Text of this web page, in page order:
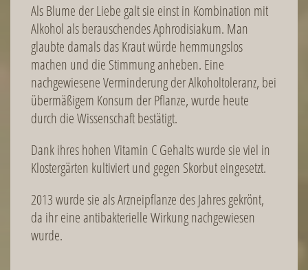
Als Blume der Liebe galt sie einst in Kombination mit
Alkohol als berauschendes Aphrodisiakum. Man
glaubte damals das Kraut würde hemmungslos
machen und die Stimmung anheben. Eine
nachgewiesene Verminderung der Alkoholtoleranz, bei
übermäßigem Konsum der Pflanze, wurde heute
durch die Wissenschaft bestätigt.
Dank ihres hohen Vitamin C Gehalts wurde sie viel in
Klostergärten kultiviert und gegen Skorbut eingesetzt.
2013 wurde sie als Arzneipflanze des Jahres gekrönt,
da ihr eine antibakterielle Wirkung nachgewiesen
wurde.